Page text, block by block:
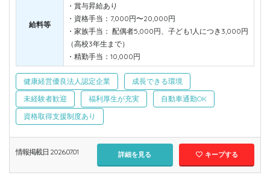
給料等
・賞与昇給あり
・資格手当：7,000円〜20,000円
・家族手当： 配偶者5,000円、子ども1人につき3,000円
（高校3年生まで）
・精勤手当：10,000円
健康経営優良法人認定企業
成長できる環境
未経験者歓迎
福利厚生が充実
自動車通勤OK
資格取得支援制度あり
情報掲載日 2026.07.01 詳細を見る キープする